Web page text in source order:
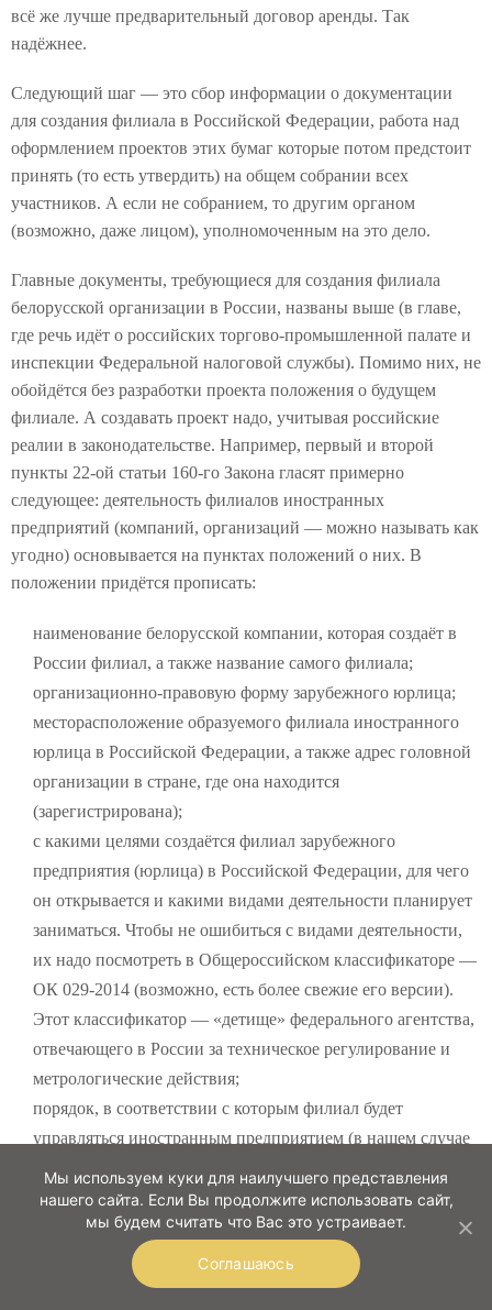
всё же лучше предварительный договор аренды. Так
надёжнее.
Следующий шаг — это сбор информации о документации
для создания филиала в Российской Федерации, работа над
оформлением проектов этих бумаг которые потом предстоит
принять (то есть утвердить) на общем собрании всех
участников. А если не собранием, то другим органом
(возможно, даже лицом), уполномоченным на это дело.
Главные документы, требующиеся для создания филиала
белорусской организации в России, названы выше (в главе,
где речь идёт о российских торгово-промышленной палате и
инспекции Федеральной налоговой службы). Помимо них, не
обойдётся без разработки проекта положения о будущем
филиале. А создавать проект надо, учитывая российские
реалии в законодательстве. Например, первый и второй
пункты 22-ой статьи 160-го Закона гласят примерно
следующее: деятельность филиалов иностранных
предприятий (компаний, организаций — можно называть как
угодно) основывается на пунктах положений о них. В
положении придётся прописать:
наименование белорусской компании, которая создаёт в
России филиал, а также название самого филиала;
организационно-правовую форму зарубежного юрлица;
месторасположение образуемого филиала иностранного
юрлица в Российской Федерации, а также адрес головной
организации в стране, где она находится
(зарегистрирована);
с какими целями создаётся филиал зарубежного
предприятия (юрлица) в Российской Федерации, для чего
он открывается и какими видами деятельности планирует
заниматься. Чтобы не ошибиться с видами деятельности,
их надо посмотреть в Общероссийском классификаторе —
ОК 029-2014 (возможно, есть более свежие его версии).
Этот классификатор — «детище» федерального агентства,
отвечающего в России за техническое регулирование и
метрологические действия;
порядок, в соответствии с которым филиал будет
управляться иностранным предприятием (в нашем случае
— белорусской головной организацией). Тут надо указать,
как называется должность руководителя создаваемого
филиала, а также действия, которые он правомочен
совершать. Но ещё обязательно указывают и полномочия
главы головной организации, которые он может
Мы используем куки для наилучшего представления
нашего сайта. Если Вы продолжите использовать сайт,
мы будем считать что Вас это устраивает.
Соглашаюсь